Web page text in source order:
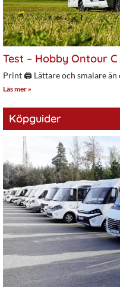
Test – Hobby Ontour
Print 🖨 Lättare och smalare än
Läs mer »
Köpguider